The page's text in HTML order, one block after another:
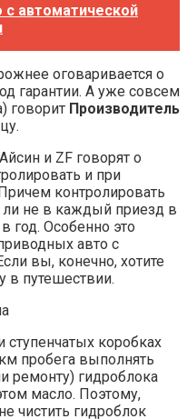
с автоматической
оговаривается о
гарантии. А уже совсем
говорит Производитель
и ZF говорят о
и при
контролировать
ли не в каждый приезд в
год. Особенно это
авто с
вы, конечно, хотите
в путешествии.
коробках
пробега выполнять
ремонту) гидроблока
масло. Поэтому,
чистить гидроблок